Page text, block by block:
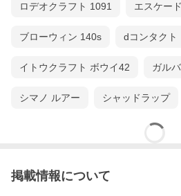
ロデオクラフト 1091 エスケー
ブローウィン 140s dコンタクト
イトウクラフト ボウイ42 ガル
シマノ ルアー シャッドラップ
掲載情報について